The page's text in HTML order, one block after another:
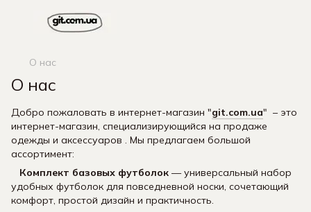
О нас
О нас
Добро пожаловать в интернет-магазин "git.com.ua" – это
интернет-магазин, специализирующийся на продаже
одежды и аксессуаров . Мы предлагаем большой
ассортимент:
Комплект базовых футболок — универсальный набор
удобных футболок для повседневной носки, сочетающий
комфорт, простой дизайн и практичность.